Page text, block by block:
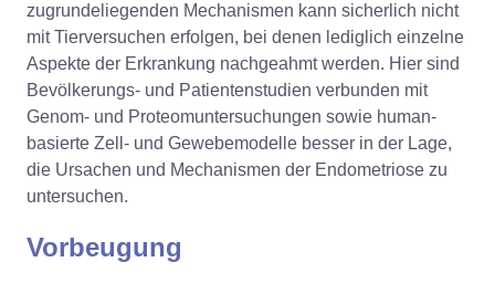
zugrundeliegenden Mechanismen kann sicherlich nicht
mit Tierversuchen erfolgen, bei denen lediglich einzelne
Aspekte der Erkrankung nachgeahmt werden. Hier sind
Bevölkerungs- und Patientenstudien verbunden mit
Genom- und Proteomuntersuchungen sowie human-
basierte Zell- und Gewebemodelle besser in der Lage,
die Ursachen und Mechanismen der Endometriose zu
untersuchen.
Vorbeugung